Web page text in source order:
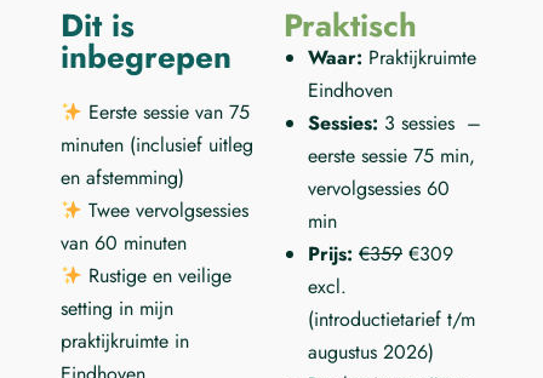
Dit is
inbegrepen
Eerste sessie van 75
minuten (inclusief uitleg
en afstemming)
Twee vervolgsessies
van 60 minuten
Rustige en veilige
setting in mijn
praktijkruimte in
Praktisch
Waar: Praktijkruimte
Eindhoven
Sessies: 3 sessies –
eerste sessie 75 min,
vervolgsessies 60
min
Prijs: €359 €309
excl.
(introductietarief t/m
augustus 2026)